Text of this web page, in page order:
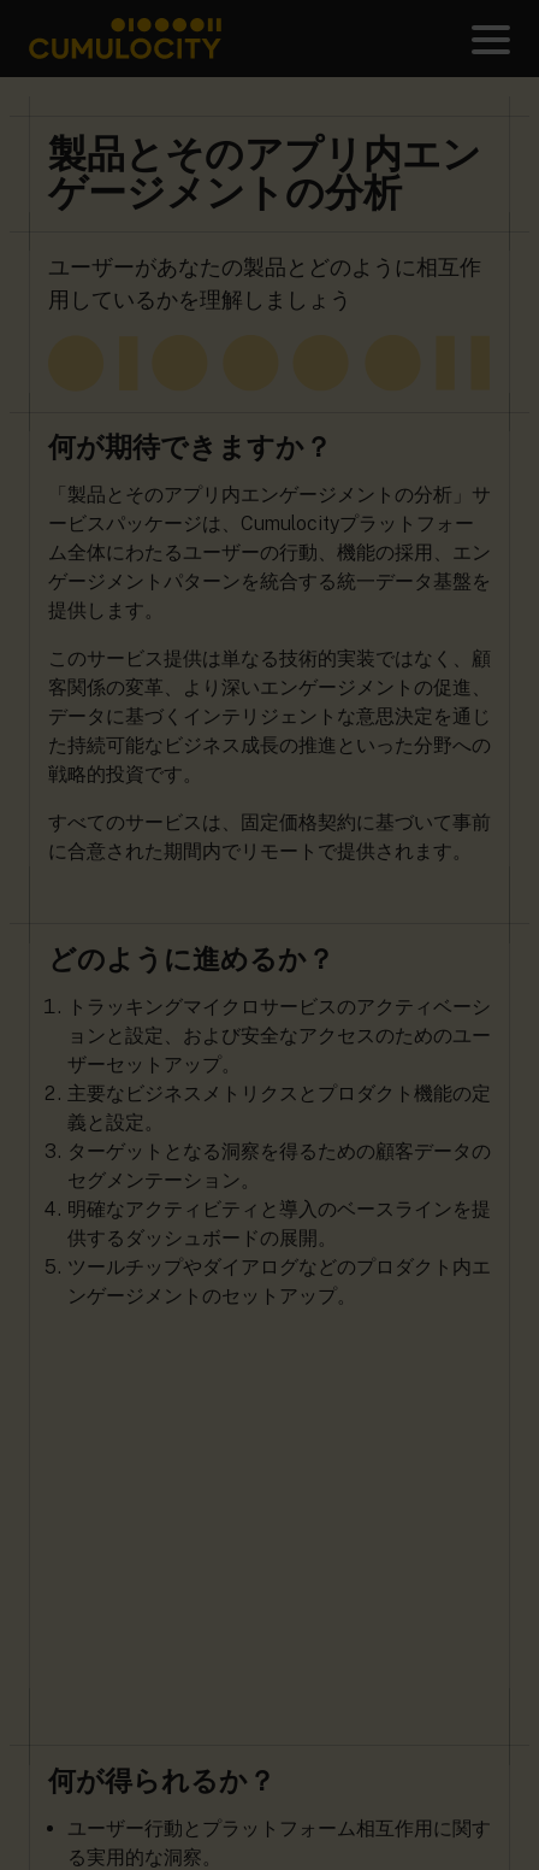
CUMULOCITY
製品とそのアプリ内エン
ゲージメントの分析
ユーザーがあなたの製品とどのように相互作
用しているかを理解しましょう
何が期待できますか？
「製品とそのアプリ内エンゲージメントの分析」サ
ービスパッケージは、Cumulocityプラットフォー
ム全体にわたるユーザーの行動、機能の採用、エン
ゲージメントパターンを統合する統一データ基盤を
提供します。
このサービス提供は単なる技術的実装ではなく、顧
客関係の変革、より深いエンゲージメントの促進、
データに基づくインテリジェントな意思決定を通じ
た持続可能なビジネス成長の推進といった分野への
戦略的投資です。
すべてのサービスは、固定価格契約に基づいて事前
に合意された期間内でリモートで提供されます。
どのように進めるか？
トラッキングマイクロサービスのアクティベーシ
ョンと設定、および安全なアクセスのためのユー
ザーセットアップ。
主要なビジネスメトリクスとプロダクト機能の定
義と設定。
ターゲットとなる洞察を得るための顧客データの
セグメンテーション。
明確なアクティビティと導入のベースラインを提
供するダッシュボードの展開。
ツールチップやダイアログなどのプロダクト内エ
ンゲージメントのセットアップ。
何が得られるか？
ユーザー行動とプラットフォーム相互作用に関す
る実用的な洞察。